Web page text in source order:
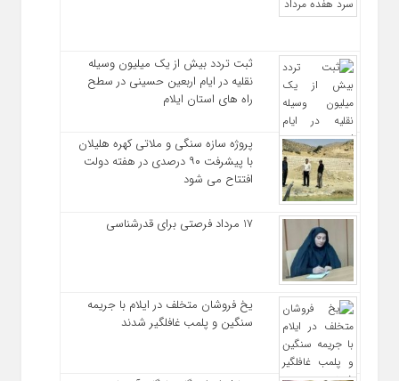
ثبت تردد بیش از یک میلیون وسیله
نقلیه در ایام اربعین حسینی در سطح
راه‌ های استان ایلام
پروژه سازه سنگی و ملاتی کهره هلیلان
با پیشرفت ۹۰ درصدی در هفته دولت
افتتاح می شود
17 مرداد فرصتی برای قدرشناسی
یخ‌ فروشان متخلف در ایلام با جریمه
سنگین و پلمب غافلگیر شدند